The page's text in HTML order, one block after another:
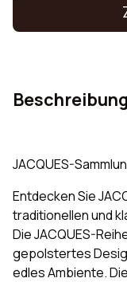
Beschreibung
JACQUES-
Entdecken Sie
traditionellen und
Die JACQUES-
gepolstertes
edles Ambiente.